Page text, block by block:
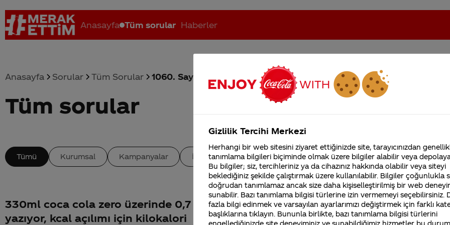
Anasayfa Tüm sorular Haberler
Coca-Cola nerenin malı? Coca cola İsrail malı mı Yani ... Coca-Cola'nın Filistin'de fabr... Coca-Cola’yı kim buldu?
Anasayfa Sorular Tüm Sorular 1060. Sayfa
Tüm sorular
Tümü Kurumsal Kampanyalar İçerik Sürdürülebilirlik Marka
330ml coca cola zero üzerinde 0,7 kcal
yazıyor, kcal açılımı için kilokalori
karamel boyanin bir tur endustriyel
renklendirici oldugunu
Kurumsal
4355 Soru
Coca-Cola Şirketi
merak ettikleriniz.
Fabrikalarımız,
sertifikalarımız, faaliyet
gösterdiğimiz ülkeler,
tarihçemiz ve daha
Gizlilik Tercihi Merkezi
Herhangi bir web sitesini ziyaret ettiğinizde site, tarayıcınızdan
tanımlama bilgileri biçiminde olmak üzere bilgiler alabilir veya
Bu bilgiler; siz, tercihleriniz ya da cihazınız hakkında olabilir veya siteyi
beklediğiniz şekilde çalıştırmak üzere kullanılabilir. Bilgiler çoğunlukla
doğrudan tanımlamaz ancak size daha kişiselleştirilmiş bir web
sunabilir. Bazı tanımlama bilgisi türlerine izin vermemeyi seçebilirsiniz.
fazla bilgi edinmek ve varsayılan ayarlarımızı değiştirmek için farklı
başlıklarına tıklayın. Bununla birlikte, bazı tanımlama bilgisi türlerini
engellediğinizde site deneyiminiz ve sunabildiğimiz hizmetler bu